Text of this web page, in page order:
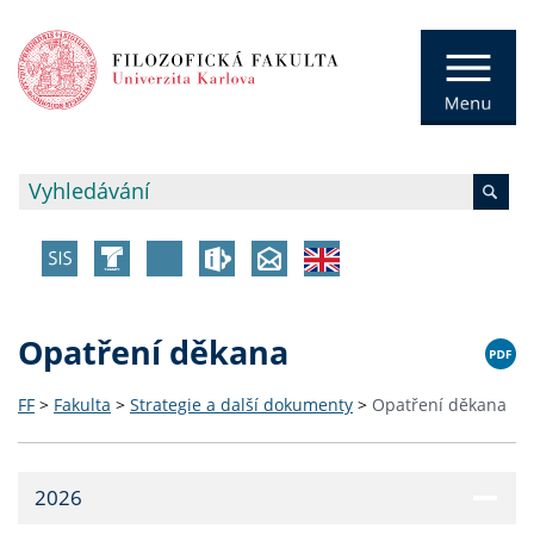
Opatření děkana
FF > Fakulta > Strategie a další dokumenty > Opatření děkana
2026